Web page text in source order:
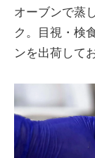
オーブンで蒸
ク。目視・検
ンを出荷して